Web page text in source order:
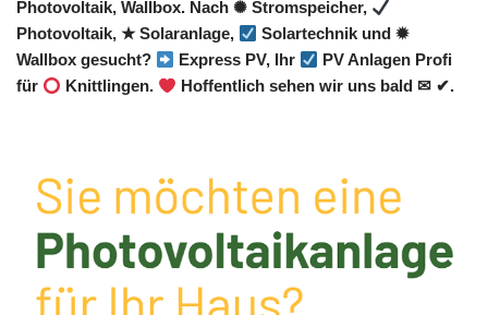
Photovoltaik, Wallbox. Nach ✺ Stromspeicher,
Photovoltaik, ★ Solaranlage,
Solartechnik und ✹
Wallbox gesucht?
Express PV, Ihr
PV Anlagen Profi
für
Knittlingen. Hoffentlich sehen wir uns bald ✉ ✔.